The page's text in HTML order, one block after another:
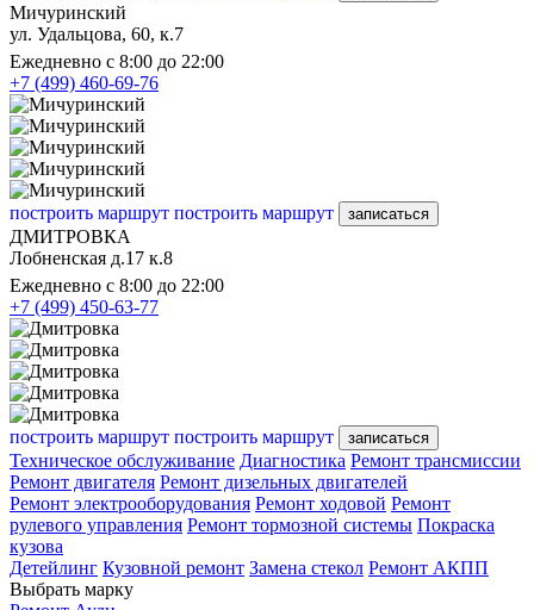
Мичуринский
ул. Удальцова, 60, к.7
Ежедневно с 8:00 до 22:00
+7 (499) 460-69-76
построить маршрут построить маршрут записаться
ДМИТРОВКА
Лобненская д.17 к.8
Ежедневно с 8:00 до 22:00
+7 (499) 450-63-77
построить маршрут построить маршрут записаться
Техническое обслуживание Диагностика Ремонт трансмиссии
Ремонт двигателя Ремонт дизельных двигателей
Ремонт электрооборудования Ремонт ходовой Ремонт
рулевого управления Ремонт тормозной системы Покраска
кузова
Детейлинг Кузовной ремонт Замена стекол Ремонт АКПП
Выбрать марку